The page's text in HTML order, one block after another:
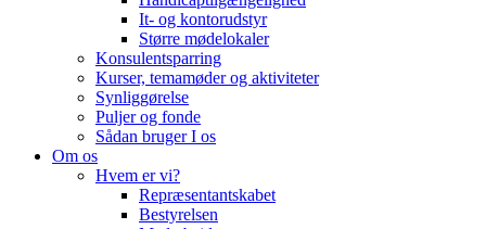
It- og kontorudstyr
Større mødelokaler
Konsulentsparring
Kurser, temamøder og aktiviteter
Synliggørelse
Puljer og fonde
Sådan bruger I os
Om os
Hvem er vi?
Repræsentantskabet
Bestyrelsen